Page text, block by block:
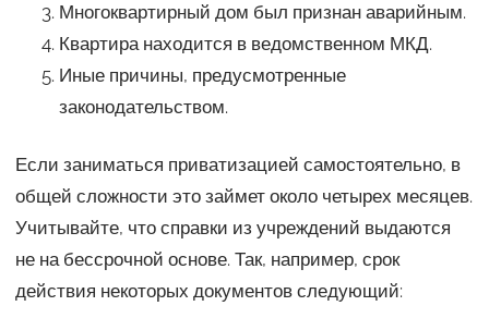
Многоквартирный дом был признан аварийным.
Квартира находится в ведомственном МКД.
Иные причины, предусмотренные
законодательством.
Если заниматься приватизацией самостоятельно, в
общей сложности это займет около четырех месяцев.
Учитывайте, что справки из учреждений выдаются
не на бессрочной основе. Так, например, срок
действия некоторых документов следующий: